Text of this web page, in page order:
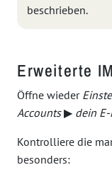
beschrieben.
Erweiterte
Öffne wieder
Accounts ▶ dein
Kontrolliere die
besonders: